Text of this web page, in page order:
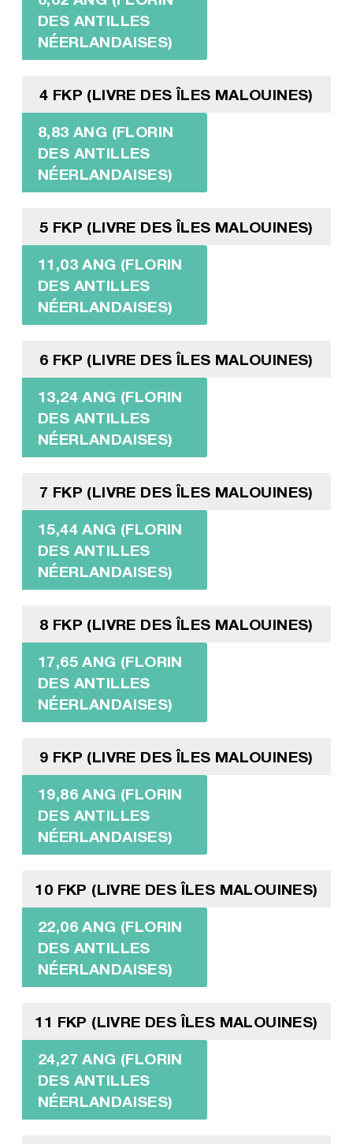
DES ANTILLES
NÉERLANDAISES)
4 FKP (LIVRE DES ÎLES MALOUINES)
8,83 ANG (FLORIN
DES ANTILLES
NÉERLANDAISES)
5 FKP (LIVRE DES ÎLES MALOUINES)
11,03 ANG (FLORIN
DES ANTILLES
NÉERLANDAISES)
6 FKP (LIVRE DES ÎLES MALOUINES)
13,24 ANG (FLORIN
DES ANTILLES
NÉERLANDAISES)
7 FKP (LIVRE DES ÎLES MALOUINES)
15,44 ANG (FLORIN
DES ANTILLES
NÉERLANDAISES)
8 FKP (LIVRE DES ÎLES MALOUINES)
17,65 ANG (FLORIN
DES ANTILLES
NÉERLANDAISES)
9 FKP (LIVRE DES ÎLES MALOUINES)
19,86 ANG (FLORIN
DES ANTILLES
NÉERLANDAISES)
10 FKP (LIVRE DES ÎLES MALOUINES)
22,06 ANG (FLORIN
DES ANTILLES
NÉERLANDAISES)
11 FKP (LIVRE DES ÎLES MALOUINES)
24,27 ANG (FLORIN
DES ANTILLES
NÉERLANDAISES)